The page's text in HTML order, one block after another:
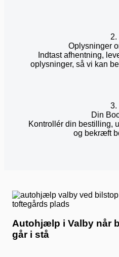
2.
Oplysninger
Indtast afhentning,
oplysninger, så vi kan
3.
Din
Kontrollér din bestilling,
og bekræft
Autohjælp i Valby når
går i stå